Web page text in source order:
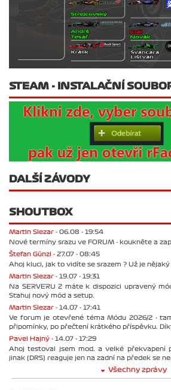
STEAM - INSTALAČNÍ
DALŠÍ ZÁVODY
SHOUTBOX
Martin Slezar - 06.08 - 19:54
Nové termíny srazu ve FORUM - koukněte a
Štefan Günzl - 27.07 - 08:45
Ahoj kluci, jak to vidíte se srazem ? Už je
Martin Slezar - 19.07 - 19:31
Na SERVERU 2 máte k dispozici upravený
Stahuj nový mód a setup.
Martin Slezar - 14.07 - 17:41
Ve forum je otevřené téma Módu 2026/2 -
připomínky, po přečtení krátkého příspěvku.
Pavel Hajný - 14.07 - 17:29
Ahoj testoval jsem mod. a velké překvapení
jinak (DRS) reaguje jen na zadní na předek se
Všechny zprávy